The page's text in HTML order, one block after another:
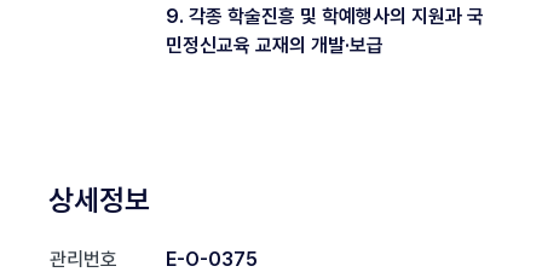
9. 각종 학술진흥 및 학예행사의 지원과 국
민정신교육 교재의 개발·보급
상세정보
관리번호
E-O-0375